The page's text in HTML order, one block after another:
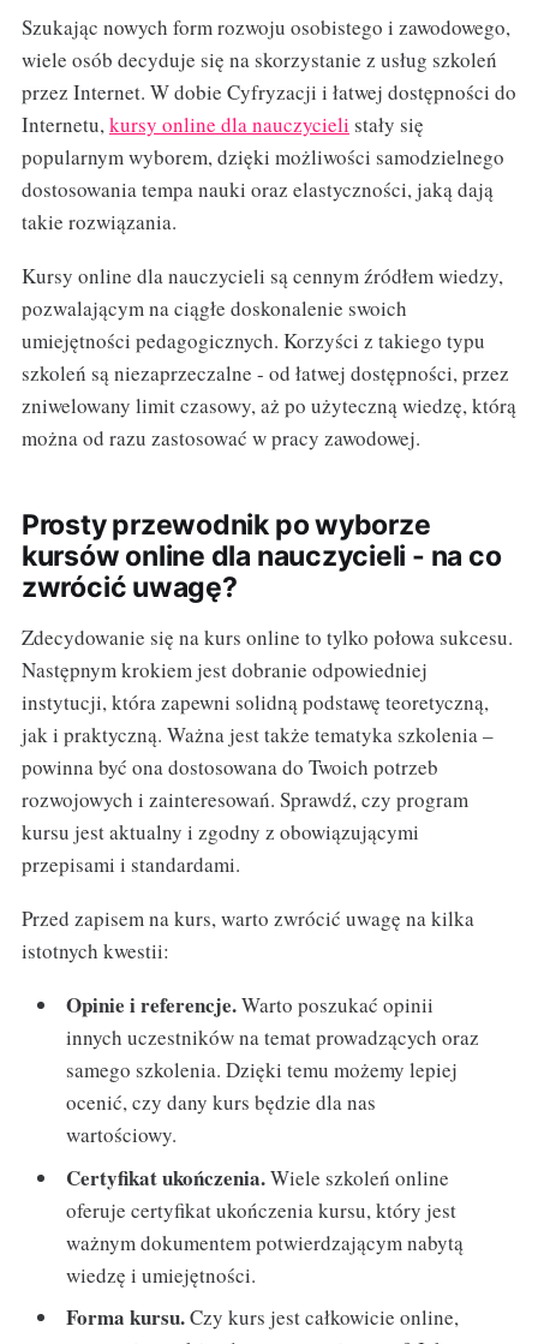
Szukając nowych form rozwoju osobistego i zawodowego,
wiele osób decyduje się na skorzystanie z usług szkoleń
przez Internet. W dobie Cyfryzacji i łatwej dostępności do
Internetu,kursy online dla nauczycieli stały się
popularnym wyborem, dzięki możliwości samodzielnego
dostosowania tempa nauki oraz elastyczności, jaką dają
takie rozwiązania.
Kursy online dla nauczycieli są cennym źródłem wiedzy,
pozwalającym na ciągłe doskonalenie swoich
umiejętności pedagogicznych. Korzyści z takiego typu
szkoleń są niezaprzeczalne - od łatwej dostępności, przez
zniwelowany limit czasowy, aż po użyteczną wiedzę, którą
można od razu zastosować w pracy zawodowej.
Prosty przewodnik po wyborze
kursów online dla nauczycieli - na co
zwrócić uwagę?
Zdecydowanie się na kurs online to tylko połowa sukcesu.
Następnym krokiem jest dobranie odpowiedniej
instytucji, która zapewni solidną podstawę teoretyczną,
jak i praktyczną. Ważna jest także tematyka szkolenia –
powinna być ona dostosowana do Twoich potrzeb
rozwojowych i zainteresowań. Sprawdź, czy program
kursu jest aktualny i zgodny z obowiązującymi
przepisami i standardami.
Przed zapisem na kurs, warto zwrócić uwagę na kilka
istotnych kwestii:
Opinie i referencje.Warto poszukać opinii
innych uczestników na temat prowadzących oraz
samego szkolenia. Dzięki temu możemy lepiej
ocenić, czy dany kurs będzie dla nas
wartościowy.
Certyfikat ukończenia.Wiele szkoleń online
oferuje certyfikat ukończenia kursu, który jest
ważnym dokumentem potwierdzającym nabytą
wiedzę i umiejętności.
Forma kursu.Czy kurs jest całkowicie online,